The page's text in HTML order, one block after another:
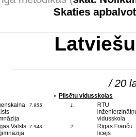
Skaties
/ 20
7.955
Valsts
7.943
• Pilsētu vidusskolas
1.
RTU
vidusskola
2.
Rīgas Franču
licejs